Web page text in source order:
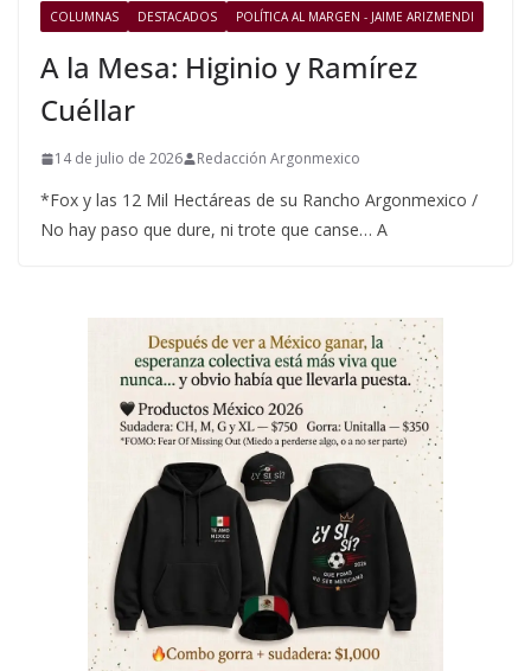
COLUMNAS DESTACADOS POLÍTICA AL MARGEN - JAIME ARIZMENDI
A la Mesa: Higinio y Ramírez
Cuéllar
14 de julio de 2026 Redacción Argonmexico
*Fox y las 12 Mil Hectáreas de su Rancho Argonmexico /
No hay paso que dure, ni trote que canse… A